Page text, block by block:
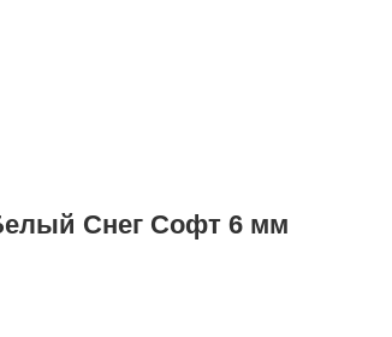
Снег Софт 6 мм